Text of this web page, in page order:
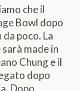
che il
Bowl dopo
poco. La
made in
Chung e il
dopo
Dopo